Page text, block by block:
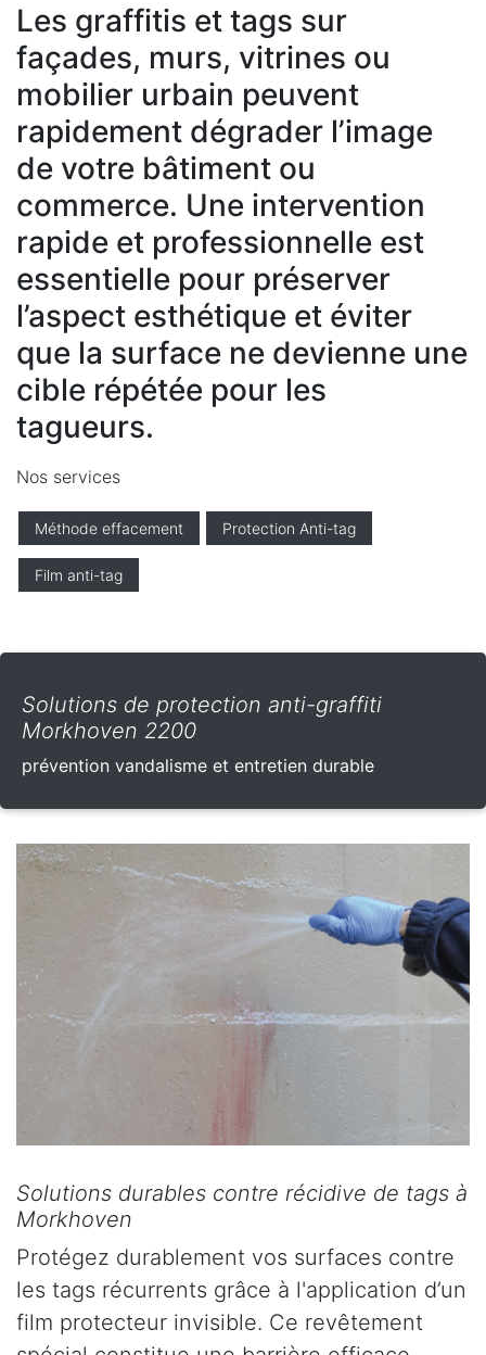
Les graffitis et tags sur
façades, murs, vitrines ou
mobilier urbain peuvent
rapidement dégrader l’image
de votre bâtiment ou
commerce. Une intervention
rapide et professionnelle est
essentielle pour préserver
l’aspect esthétique et éviter
que la surface ne devienne une
cible répétée pour les
tagueurs.
Nos services
Méthode effacement Protection Anti-tag
Film anti-tag
Solutions de protection anti-graffiti
Morkhoven 2200
prévention vandalisme et entretien durable
Solutions durables contre récidive de tags à
Morkhoven
Protégez durablement vos surfaces contre
les tags récurrents grâce à l'application d’un
film protecteur invisible. Ce revêtement